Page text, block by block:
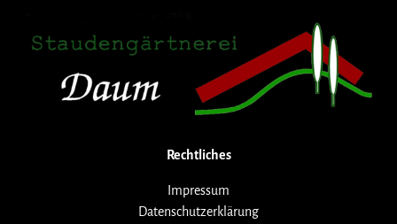
Rechtliches
Impressum
Datenschutzerklärung